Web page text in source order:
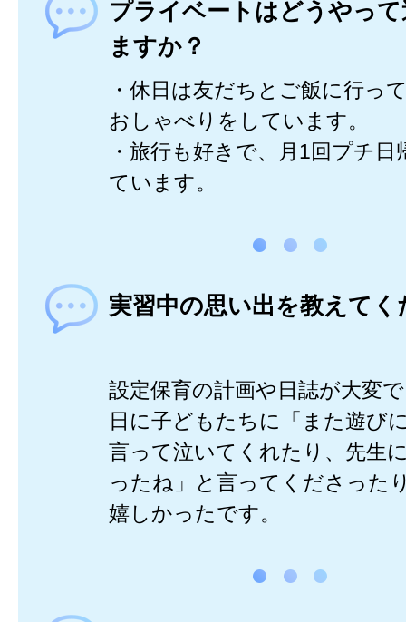
プライベートはどうやっ
ますか？
・休日は友だちとご飯に行っ
おしゃべりをしています。
・旅行も好きで、月1回プチ
ています。
実習中の思い出を教えてく
設定保育の計画や日誌が大変
日に子どもたちに「また遊び
言って泣いてくれたり、先生
ったね」と言ってくださった
嬉しかったです。